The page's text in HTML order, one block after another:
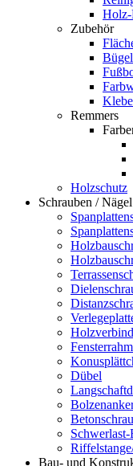
Holz-
Zubehör
Remmers
Holzschutz
Schrauben /
Dübel
Bau- und